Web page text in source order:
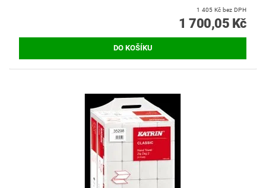
1 405 Kč bez DPH
1 700,05 Kč